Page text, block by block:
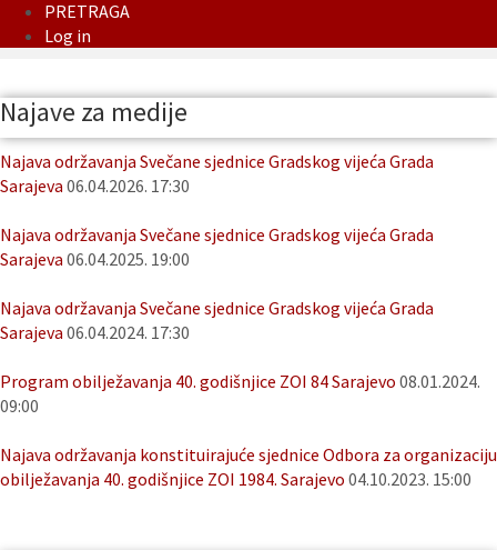
PRETRAGA
Log in
Najave za medije
Najava održavanja Svečane sjednice Gradskog vijeća Grada
Sarajeva 06.04.2026. 17:30
Najava održavanja Svečane sjednice Gradskog vijeća Grada
Sarajeva 06.04.2025. 19:00
Najava održavanja Svečane sjednice Gradskog vijeća Grada
Sarajeva 06.04.2024. 17:30
Program obilježavanja 40. godišnjice ZOI 84 Sarajevo 08.01.2024.
09:00
Najava održavanja konstituirajuće sjednice Odbora za organizaciju
obilježavanja 40. godišnjice ZOI 1984. Sarajevo 04.10.2023. 15:00